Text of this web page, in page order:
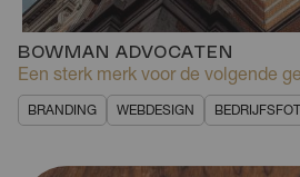
BOWMAN ADVOCATEN
Een sterk merk voor de volgende
BRANDING WEBDESIGN